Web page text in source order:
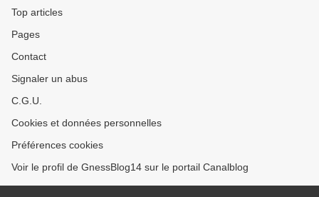
Top articles
Pages
Contact
Signaler un abus
C.G.U.
Cookies et données personnelles
Préférences cookies
Voir le profil de GnessBlog14 sur le portail Canalblog